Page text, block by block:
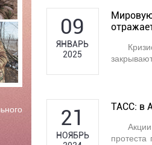
09
ЯНВАРЬ
2025
21
НОЯБРЬ
ТАСС: в